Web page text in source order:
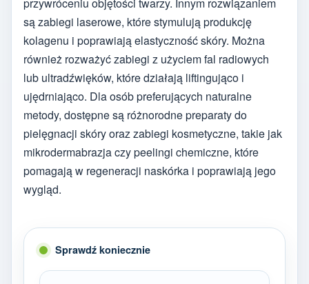
przywróceniu objętości twarzy. Innym rozwiązaniem
są zabiegi laserowe, które stymulują produkcję
kolagenu i poprawiają elastyczność skóry. Można
również rozważyć zabiegi z użyciem fal radiowych
lub ultradźwięków, które działają liftingująco i
ujędrniająco. Dla osób preferujących naturalne
metody, dostępne są różnorodne preparaty do
pielęgnacji skóry oraz zabiegi kosmetyczne, takie jak
mikrodermabrazja czy peelingi chemiczne, które
pomagają w regeneracji naskórka i poprawiają jego
wygląd.
Sprawdź koniecznie